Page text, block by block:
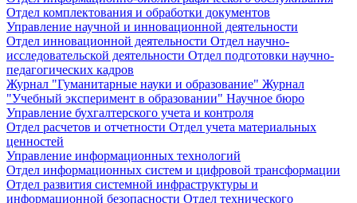
Отдел комплектования и обработки документов
Управление научной и инновационной деятельности
Отдел инновационной деятельности Отдел научно-
исследовательской деятельности Отдел подготовки научно-
педагогических кадров
Журнал "Гуманитарные науки и образование" Журнал
"Учебный эксперимент в образовании" Научное бюро
Управление бухгалтерского учета и контроля
Отдел расчетов и отчетности Отдел учета материальных
ценностей
Управление информационных технологий
Отдел информационных систем и цифровой трансформации
Отдел развития системной инфраструктуры и
информационной безопасности Отдел технического